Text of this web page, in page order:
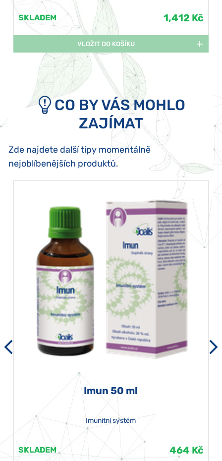
SKLADEM 1,412 Kč
VLOŽIT DO KOŠÍKU
CO BY VÁS MOHLO
ZAJÍMAT
Zde najdete další tipy momentálně
nejoblíbenějších produktů.
Imun 50 ml
Imunitní systém
SKLADEM 464 Kč